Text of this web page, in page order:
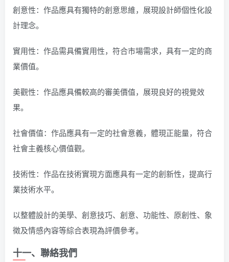
創意性：作品應具有獨特的創意思維，展現設計師個性化設
計理念。
實用性：作品需具備實用性，符合市場需求，具有一定的商
業價值。
美觀性：作品應具備較高的審美價值，展現良好的視覺效
果。
社會價值：作品應具有一定的社會意義，體現正能量，符合
社會主義核心價值觀。
技術性：作品在技術實現方面應具有一定的創新性，提高行
業技術水平。
以整體設計的美學、創意技巧、創意、功能性、原創性、象
徵及情感內容等綜合表現為評價參考。
十一、聯絡我們